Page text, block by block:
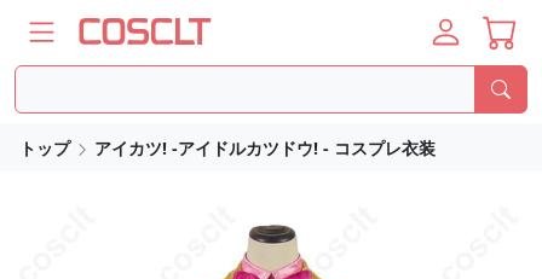
トップ アイカツ! -アイドルカツドウ! - コスプレ衣装